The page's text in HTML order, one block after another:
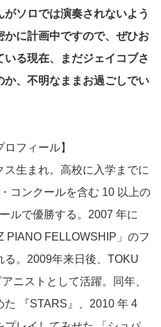
ソロでは演奏されないよう
に計画中ですので、ぜひお
る現在、まだジェイコブさ
か、不明なままお過ごしでい
フィール】
生まれ。高校に入学までに
コンクールを含む 10 以上の
ルで優勝する。2007 年に
PIANO FELLOWSHIP」のフ
る。2009年来日後、TOKU
ニストとして活躍。同年、
『STARS』、2010 年 4